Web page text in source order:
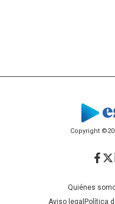
Copyright
Quiénes
Aviso legal Política